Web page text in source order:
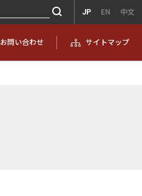
JP EN 中文
お問い合わせ サイトマップ